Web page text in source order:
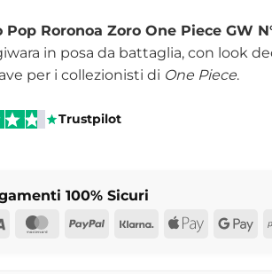
Pop Roronoa Zoro One Piece GW
in posa da battaglia, con look
per i collezionisti di One Piece.
Trustpilot
100% Sicuri
Visa
MasterCard
PayPalKlarna Apple